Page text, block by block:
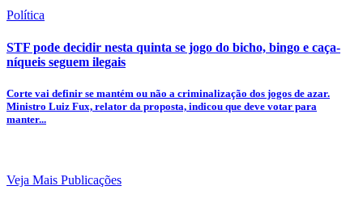
Política
STF pode decidir nesta quinta se jogo do bicho, bingo e caça-
níqueis seguem ilegais
Corte vai definir se mantém ou não a criminalização dos jogos de azar.
Ministro Luiz Fux, relator da proposta, indicou que deve votar para
manter...
Veja Mais Publicações